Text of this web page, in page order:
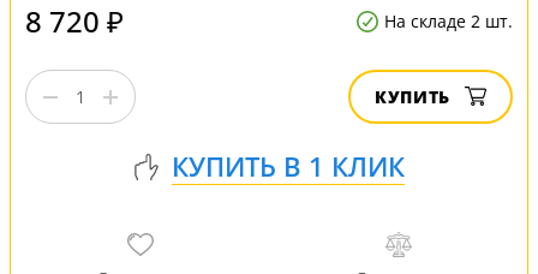
8 720 ₽ На складе 2 шт.
КУПИТЬ